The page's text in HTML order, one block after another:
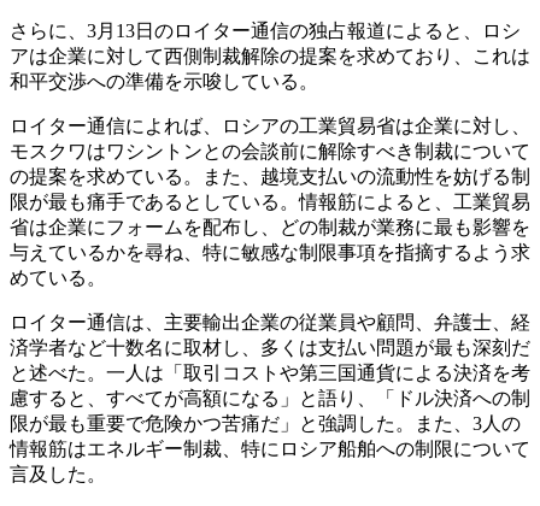
さらに、3月13日のロイター通信の独占報道によると、ロシ
アは企業に対して西側制裁解除の提案を求めており、これは
和平交渉への準備を示唆している。
ロイター通信によれば、ロシアの工業貿易省は企業に対し、
モスクワはワシントンとの会談前に解除すべき制裁について
の提案を求めている。また、越境支払いの流動性を妨げる制
限が最も痛手であるとしている。情報筋によると、工業貿易
省は企業にフォームを配布し、どの制裁が業務に最も影響を
与えているかを尋ね、特に敏感な制限事項を指摘するよう求
めている。
ロイター通信は、主要輸出企業の従業員や顧問、弁護士、経
済学者など十数名に取材し、多くは支払い問題が最も深刻だ
と述べた。一人は「取引コストや第三国通貨による決済を考
慮すると、すべてが高額になる」と語り、「ドル決済への制
限が最も重要で危険かつ苦痛だ」と強調した。また、3人の
情報筋はエネルギー制裁、特にロシア船舶への制限について
言及した。